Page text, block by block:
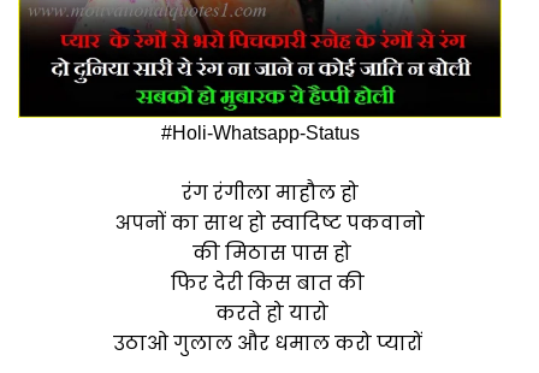
#Holi-Whatsapp-Status
रंग रंगीला माहौल हो
अपनों का साथ हो स्वादिष्ट पकवानो
की मिठास पास हो
फिर देरी किस बात की
करते हो यारो
उठाओ गुलाल और धमाल करो प्यारों